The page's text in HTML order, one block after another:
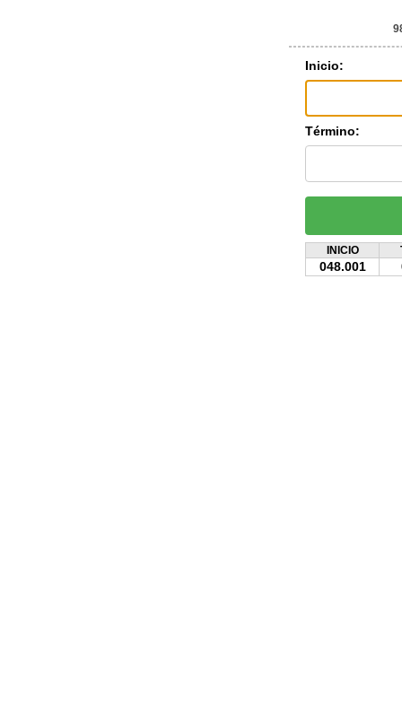
Inicio:
Término:
INICIO
048.001